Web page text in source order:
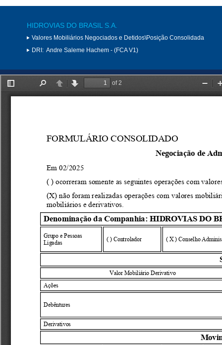
HIDROVIAS DO BRASIL S.A.
Valores Mobiliários Negociados e Detidos\Posição Consolidada
DRI: Andre Saleme Hachem - (FCA V1)